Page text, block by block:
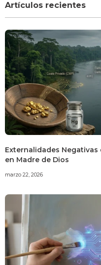
Artículos recientes
Externalidades
en Madre de Dios
marzo 22, 2026